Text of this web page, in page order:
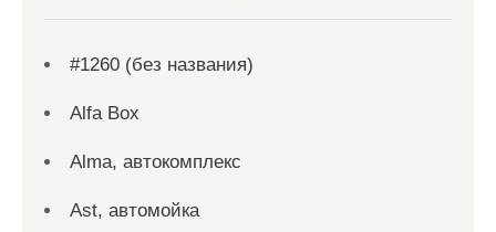
#1260 (без названия)
Alfa Box
Alma, автокомплекс
Ast, автомойка